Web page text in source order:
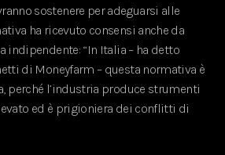
sostenere per adeguarsi alle
ha ricevuto consensi anche da
indipendente: “In Italia – ha detto
di Moneyfarm – questa normativa è
perché l’industria produce strumenti
ed è prigioniera dei conflitti di